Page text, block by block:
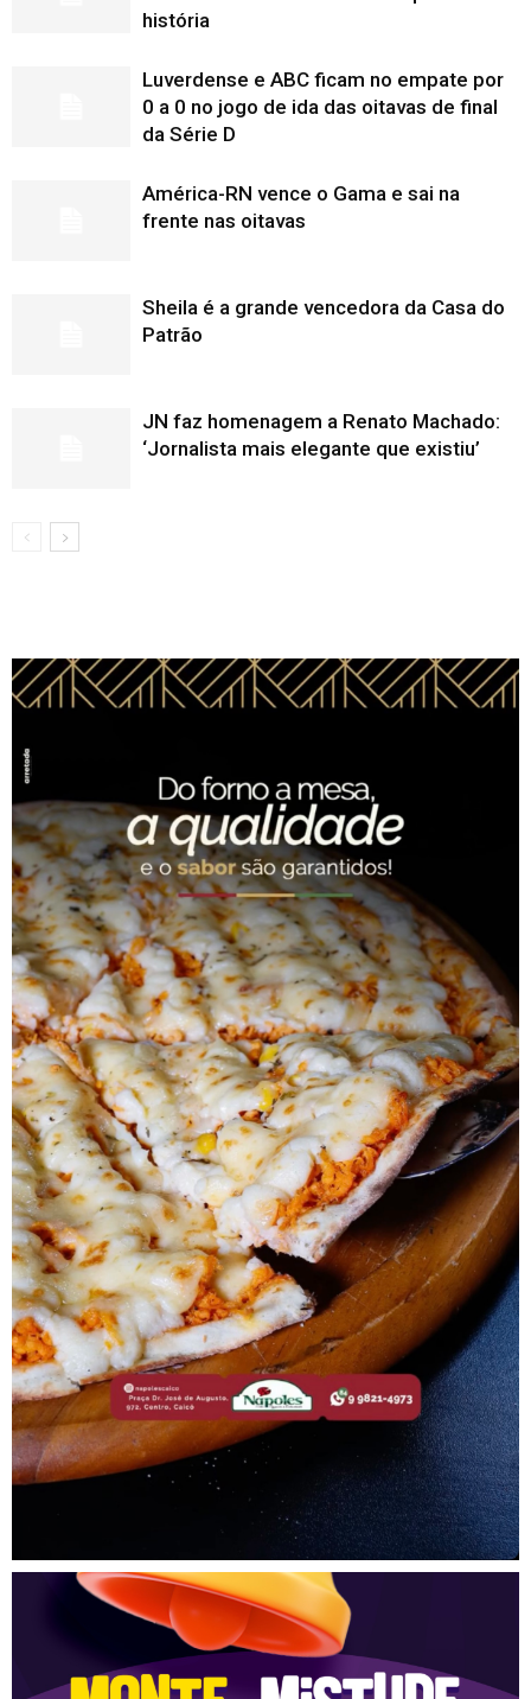
história
Luverdense e ABC ficam no empate por
0 a 0 no jogo de ida das oitavas de final
da Série D
América-RN vence o Gama e sai na
frente nas oitavas
Sheila é a grande vencedora da Casa do
Patrão
JN faz homenagem a Renato Machado:
‘Jornalista mais elegante que existiu’